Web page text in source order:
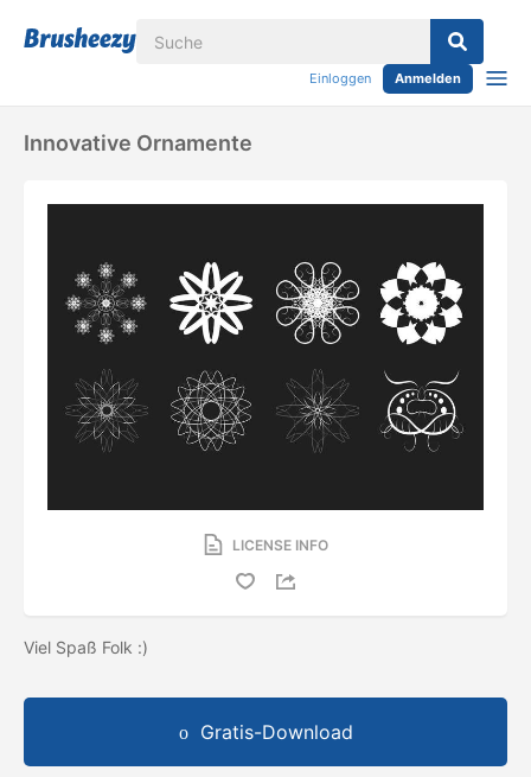
Einloggen Anmelden
Innovative Ornamente
LICENSE INFO
Viel Spaß Folk :)
Gratis-Download